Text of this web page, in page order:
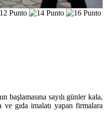
başlamasına sayılı günler kala,
ve gıda imalatı yapan firmalara